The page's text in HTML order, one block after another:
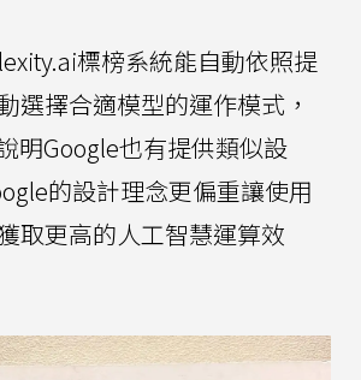
標榜系統能自動依照提
選擇合適模型的運作模式，
明Google也有提供類似設
的設計理念更偏重讓使用
取更高的人工智慧運算效